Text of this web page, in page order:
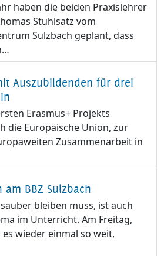
haben die beiden Praxislehrer
Stuhlsatz vom
Sulzbach geplant, dass
Auszubildenden für drei
Erasmus+ Projekts
die Europäische Union, zur
Zusammenarbeit in
am BBZ Sulzbach
bleiben muss, ist auch
im Unterricht. Am Freitag,
wieder einmal so weit,